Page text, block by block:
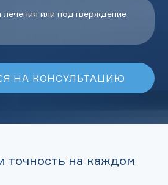
или подтверждение
НА КОНСУЛЬТАЦИЮ
точность на каждом